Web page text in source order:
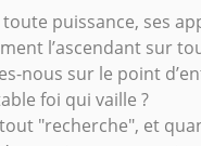
puissance, ses
l’ascendant sur
nous sur le point
foi qui vaille ?
"recherche", et